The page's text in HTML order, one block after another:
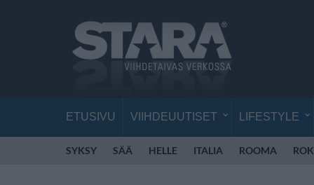
ETUSIVU VIIHDEUUTISET LIFESTYLE
SYKSY SÄÄ HELLE ITALIA ROOMA